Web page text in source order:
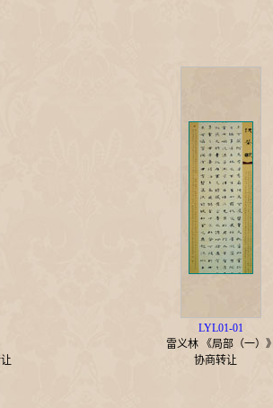
LYL01-01
雷义林 《局部（一）》
协商转让